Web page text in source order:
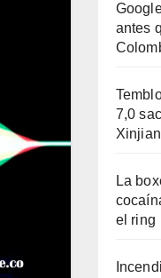
antes
7,0
La
el ring​